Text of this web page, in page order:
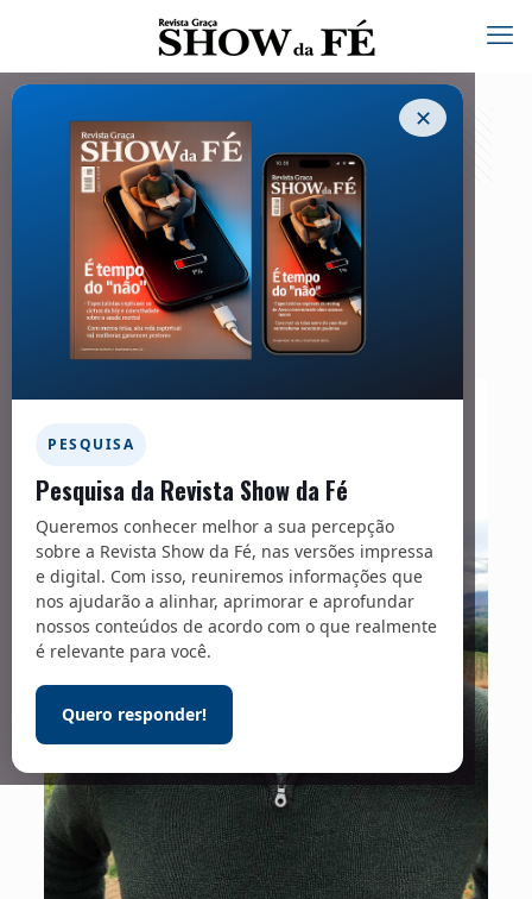
✕
PESQUISA
Pesquisa da Revista Show da Fé
Queremos conhecer melhor a sua percepção
sobre a Revista Show da Fé, nas versões impressa
e digital. Com isso, reuniremos informações que
nos ajudarão a alinhar, aprimorar e aprofundar
nossos conteúdos de acordo com o que realmente
é relevante para você.
Quero responder!
Telescópio – 259
01/02/2021
Culto à independência